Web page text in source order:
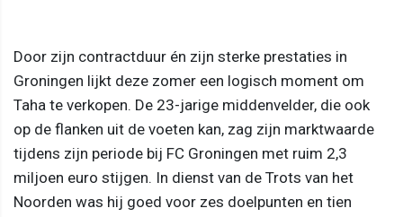
Door zijn contractduur én zijn sterke prestaties in
Groningen lijkt deze zomer een logisch moment om
Taha te verkopen. De 23-jarige middenvelder, die ook
op de flanken uit de voeten kan, zag zijn marktwaarde
tijdens zijn periode bij FC Groningen met ruim 2,3
miljoen euro stijgen. In dienst van de Trots van het
Noorden was hij goed voor zes doelpunten en tien